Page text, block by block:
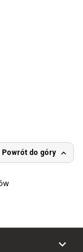
Powrót do góry 
